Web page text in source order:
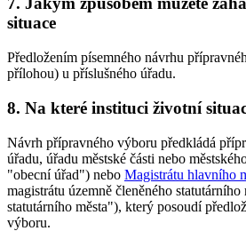
situace
Předložením písemného návrhu
přílohou) u příslušného úřadu.
8. Na které instituci životní
Návrh přípravného výboru předkládá
úřadu, úřadu městské části nebo
"obecní úřad") nebo Magistrátu hlavního
magistrátu územně členěného
statutárního města"), který posoudí
výboru.